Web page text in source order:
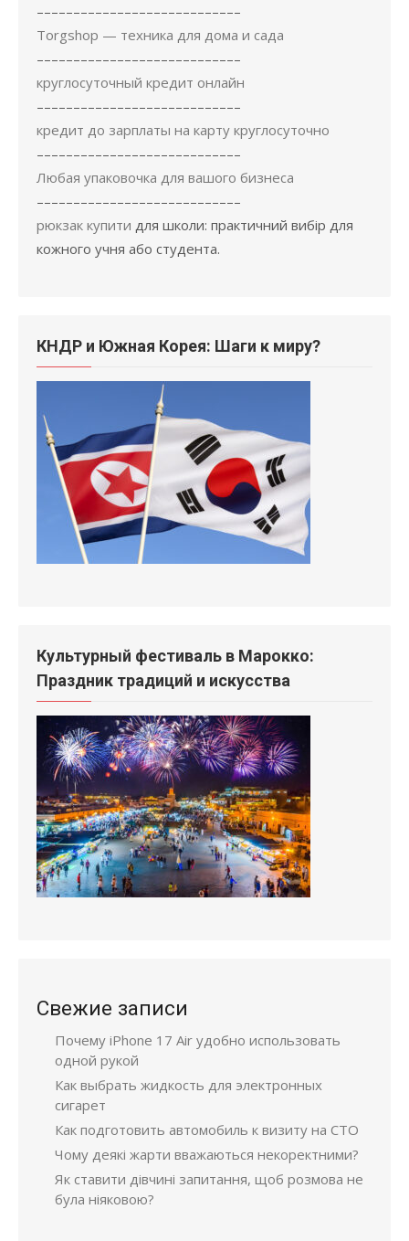
––––––––––––––––––––––––––––
Torgshop — техника для дома и сада
––––––––––––––––––––––––––––
круглосуточный кредит онлайн
––––––––––––––––––––––––––––
кредит до зарплаты на карту круглосуточно
––––––––––––––––––––––––––––
Любая упаковочка для вашого бизнеса
––––––––––––––––––––––––––––
рюкзак купити для школи: практичний вибір для
кожного учня або студента.
КНДР и Южная Корея: Шаги к миру?
Культурный фестиваль в Марокко:
Праздник традиций и искусства
Свежие записи
Почему iPhone 17 Air удобно использовать
одной рукой
Как выбрать жидкость для электронных
сигарет
Как подготовить автомобиль к визиту на СТО
Чому деякі жарти вважаються некоректними?
Як ставити дівчині запитання, щоб розмова не
була ніяковою?